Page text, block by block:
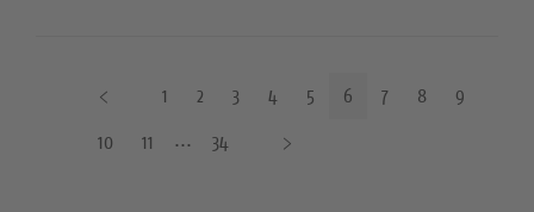
1 2 3 4 5 6 7 8
9
10
11 34
N